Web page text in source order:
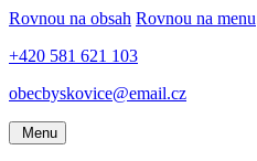
Rovnou na obsah Rovnou na menu
+420 581 621 103
obecbyskovice@email.cz
Menu